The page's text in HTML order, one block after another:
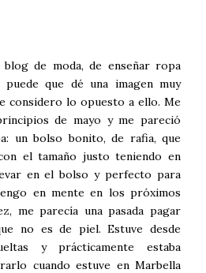
de moda, de enseñar ropa
puede que dé una imagen muy
considero lo opuesto a ello. Me
de mayo y me pareció
un bolso bonito, de rafia, que
el tamaño justo teniendo en
en el bolso y perfecto para
en mente en los próximos
me parecía una pasada pagar
no es de piel. Estuve desde
y prácticamente estaba
cuando estuve en Marbella